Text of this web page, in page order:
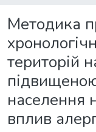
Методика
територій
населення
вплив